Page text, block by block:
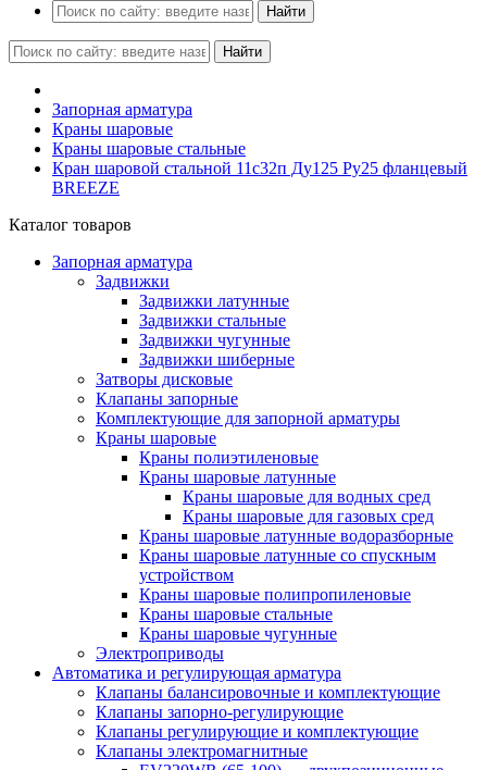
Найти
Найти
Запорная арматура
Краны шаровые
Краны шаровые стальные
Кран шаровой стальной 11с32п Ду125 Ру25 фланцевый
BREEZE
Каталог товаров
Запорная арматура
Задвижки
Задвижки латунные
Задвижки стальные
Задвижки чугунные
Задвижки шиберные
Затворы дисковые
Клапаны запорные
Комплектующие для запорной арматуры
Краны шаровые
Краны полиэтиленовые
Краны шаровые латунные
Краны шаровые для водных сред
Краны шаровые для газовых сред
Краны шаровые латунные водоразборные
Краны шаровые латунные со спускным
устройством
Краны шаровые полипропиленовые
Краны шаровые стальные
Краны шаровые чугунные
Электроприводы
Автоматика и регулирующая арматура
Клапаны балансировочные и комплектующие
Клапаны запорно-регулирующие
Клапаны регулирующие и комплектующие
Клапаны электромагнитные